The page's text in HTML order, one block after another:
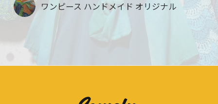
ワンピース ハンドメイド オリジナル